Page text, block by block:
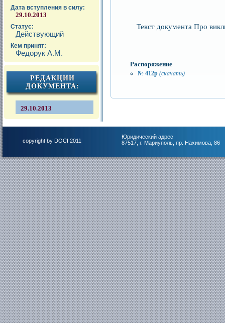
Дата вступления в силу:
29.10.2013
Статус:
Действующий
Кем принят:
Федорук А.М.
РЕДАКЦИИ
ДОКУМЕНТА:
29.10.2013
Текст документа Про
Распоряжение
№ 412р (скачать)
copyright by DOCI 2011
Юридический адрес
87517, г. Мариуполь, пр. Нахимова, 86